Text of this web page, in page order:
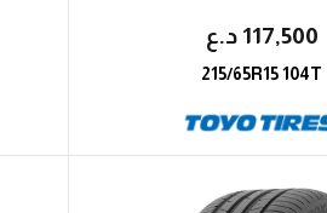
117,500 ؜د.؜ع
215/65R15 104T